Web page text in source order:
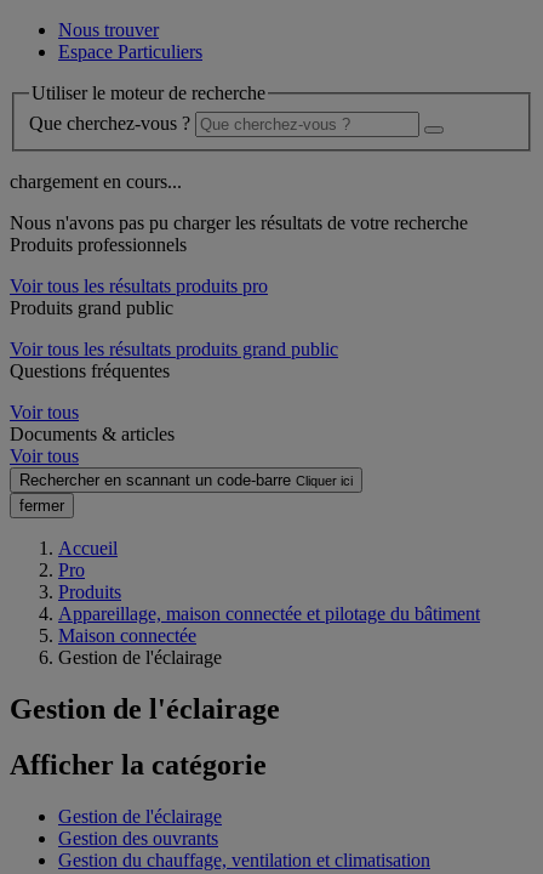
Nous trouver
Espace Particuliers
Utiliser le moteur de recherche
Que cherchez-vous ?
chargement en cours...
Nous n'avons pas pu charger les résultats de votre recherche
Produits professionnels
Voir tous les résultats produits pro
Produits grand public
Voir tous les résultats produits grand public
Questions fréquentes
Voir tous
Documents & articles
Voir tous
Rechercher en scannant un code-barre Cliquer ici
fermer
Accueil
Pro
Produits
Appareillage, maison connectée et pilotage du bâtiment
Maison connectée
Gestion de l'éclairage
Gestion de l'éclairage
Afficher la catégorie
Gestion de l'éclairage
Gestion des ouvrants
Gestion du chauffage, ventilation et climatisation